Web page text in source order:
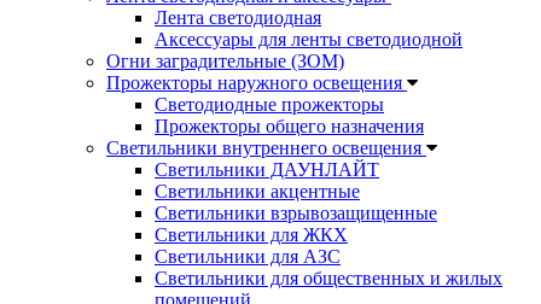
Лента светодиодная
Аксессуары для ленты светодиодной
Огни заградительные (ЗОМ)
Прожекторы наружного освещения
Светодиодные прожекторы
Прожекторы общего назначения
Светильники внутреннего освещения
Светильники ДАУНЛАЙТ
Светильники акцентные
Светильники взрывозащищенные
Светильники для ЖКХ
Светильники для АЗС
Светильники для общественных и жилых
помещений